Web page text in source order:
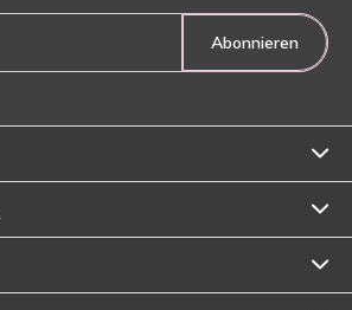
Abonnieren